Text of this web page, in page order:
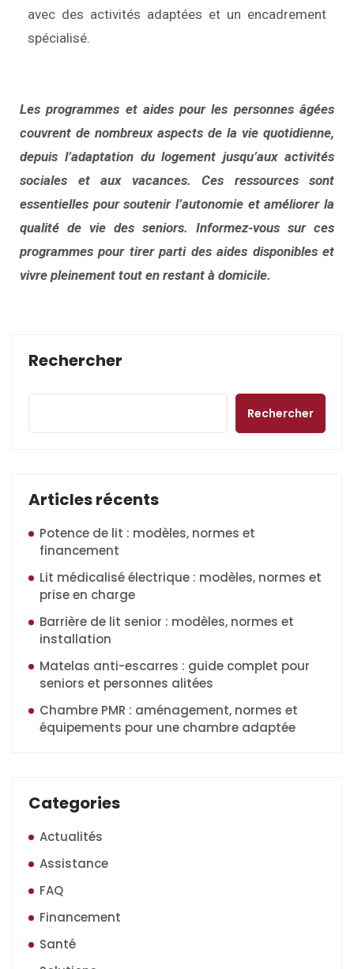
avec des activités adaptées et un encadrement
spécialisé.
Les programmes et aides pour les personnes âgées
couvrent de nombreux aspects de la vie quotidienne,
depuis l’adaptation du logement jusqu’aux activités
sociales et aux vacances. Ces ressources sont
essentielles pour soutenir l’autonomie et améliorer la
qualité de vie des seniors. Informez-vous sur ces
programmes pour tirer parti des aides disponibles et
vivre pleinement tout en restant à domicile.
Rechercher
Rechercher
Articles récents
Potence de lit : modèles, normes et
financement
Lit médicalisé électrique : modèles, normes et
prise en charge
Barrière de lit senior : modèles, normes et
installation
Matelas anti-escarres : guide complet pour
seniors et personnes alitées
Chambre PMR : aménagement, normes et
équipements pour une chambre adaptée
Categories
Actualités
Assistance
FAQ
Financement
Santé